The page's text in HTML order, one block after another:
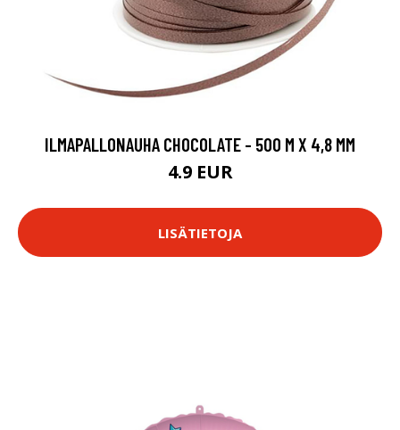
ILMAPALLONAUHA CHOCOLATE - 500 M X 4,8 MM
4.9 EUR
LISÄTIETOJA